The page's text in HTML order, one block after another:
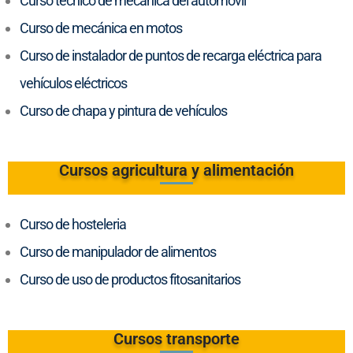
Curso de mecánica en motos
Curso de instalador de puntos de recarga eléctrica para
vehículos eléctricos
Curso de chapa y pintura de vehículos
Cursos agricultura y alimentación
Curso de hosteleria
Curso de manipulador de alimentos
Curso de uso de productos fitosanitarios
Cursos transporte